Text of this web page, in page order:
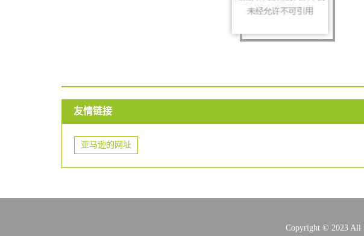
友情链接
亚马逊的网址
Copyright © 2023 All